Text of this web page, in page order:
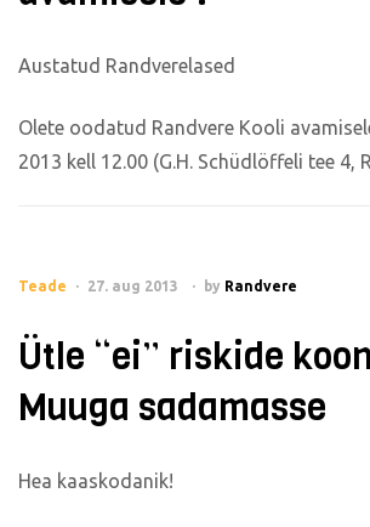
Austatud Randverelased
Olete oodatud Randvere Kooli
2013 kell 12.00 (G.H. Schüdlöffeli tee 4,
Teade 27. aug 2013 by Randvere
Ütle “ei” riskide
Muuga sadamasse
Hea kaaskodanik!